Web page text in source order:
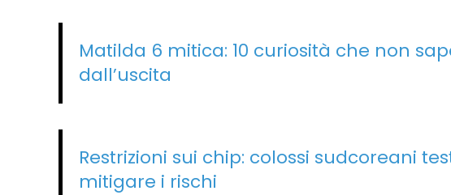
Matilda 6 mitica: 10 curiosità che non
dall’uscita
Restrizioni sui chip: colossi sudcoreani
mitigare i rischi